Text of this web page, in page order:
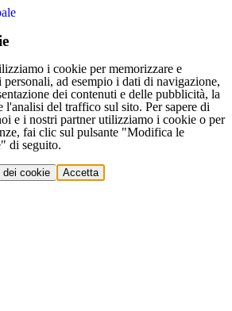
i cookie per memorizzare e
ad esempio i dati di navigazione,
dei contenuti e delle pubblicità, la
l'analisi del traffico sul sito. Per sapere di
e i nostri partner utilizziamo i cookie o per
fai clic sul pulsante "Modifica le
di seguito.
dei cookie Accetta